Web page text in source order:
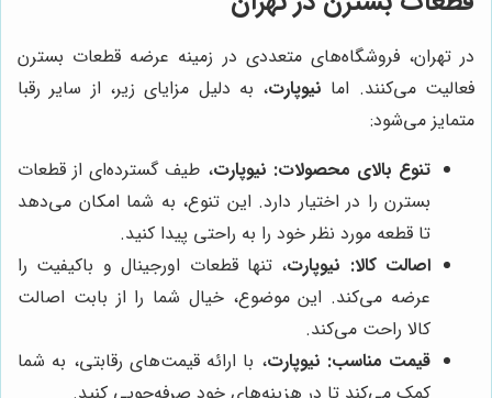
در تهران، فروشگاه‌های متعددی در زمینه عرضه قطعات بسترن
فعالیت می‌کنند. اما نیوپارت، به دلیل مزایای زیر، از سایر رقبا
متمایز می‌شود:
تنوع بالای محصولات: نیوپارت، طیف گسترده‌ای از قطعات
بسترن را در اختیار دارد. این تنوع، به شما امکان می‌دهد
تا قطعه مورد نظر خود را به راحتی پیدا کنید.
اصالت کالا: نیوپارت، تنها قطعات اورجینال و باکیفیت را
عرضه می‌کند. این موضوع، خیال شما را از بابت اصالت
کالا راحت می‌کند.
قیمت مناسب: نیوپارت، با ارائه قیمت‌های رقابتی، به شما